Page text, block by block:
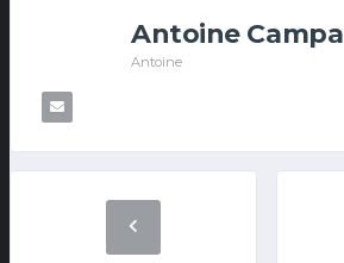
Antoine Campa
Antoine